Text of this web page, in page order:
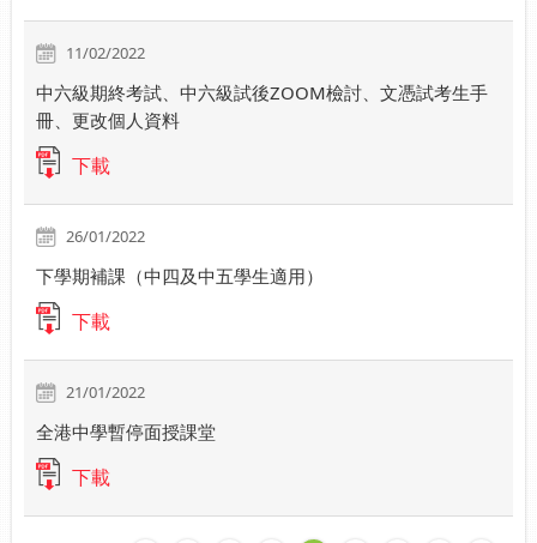
11/02/2022
中六級期終考試、中六級試後ZOOM檢討、文憑試考生手
冊、更改個人資料
下載
26/01/2022
下學期補課（中四及中五學生適用）
下載
21/01/2022
全港中學暫停面授課堂
下載